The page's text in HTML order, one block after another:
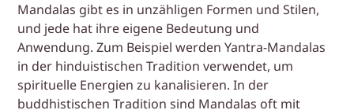
Mandalas gibt es in unzähligen Formen und Stilen,
und jede hat ihre eigene Bedeutung und
Anwendung. Zum Beispiel werden Yantra-Mandalas
in der hinduistischen Tradition verwendet, um
spirituelle Energien zu kanalisieren. In der
buddhistischen Tradition sind Mandalas oft mit